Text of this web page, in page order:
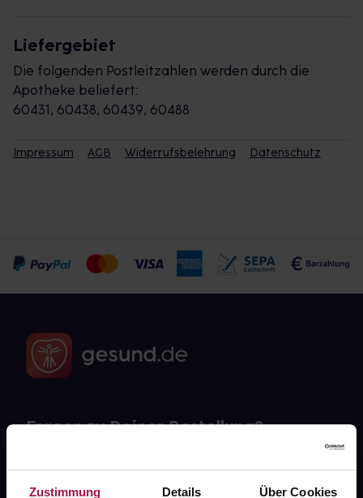
Zustimmung Details Über Cookies
Liefergebiet
Die folgenden Postleitzahlen werden durch die
Apotheke beliefert:
60431, 60438, 60439, 60488
Impressum AGB Widerrufsbelehrung Datenschutz
Fragen zu Deiner Bestellung?
Kontakt